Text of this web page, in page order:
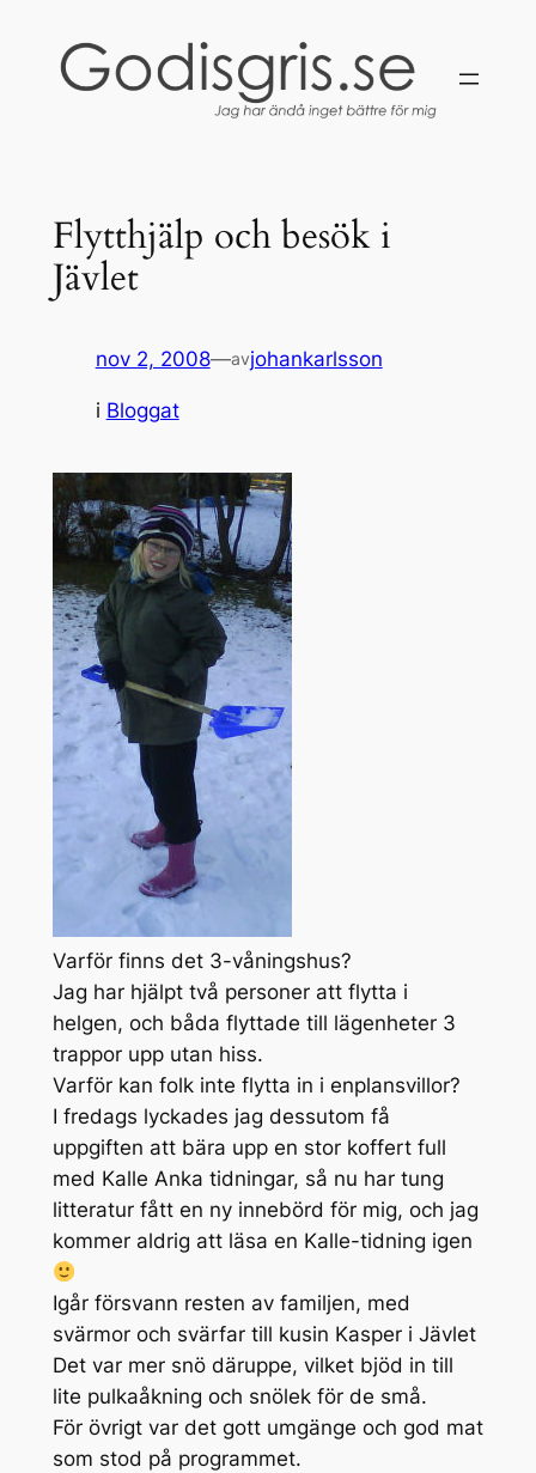
innehåll
Flytthjälp och besök i
Jävlet
nov 2, 2008—avjohankarlsson
i Bloggat
Varför finns det 3-våningshus?
Jag har hjälpt två personer att flytta i
helgen, och båda flyttade till lägenheter 3
trappor upp utan hiss.
Varför kan folk inte flytta in i enplansvillor?
I fredags lyckades jag dessutom få
uppgiften att bära upp en stor koffert full
med Kalle Anka tidningar, så nu har tung
litteratur fått en ny innebörd för mig, och jag
kommer aldrig att läsa en Kalle-tidning igen
Igår försvann resten av familjen, med
svärmor och svärfar till kusin Kasper i Jävlet
Det var mer snö däruppe, vilket bjöd in till
lite pulkaåkning och snölek för de små.
För övrigt var det gott umgänge och god mat
som stod på programmet.